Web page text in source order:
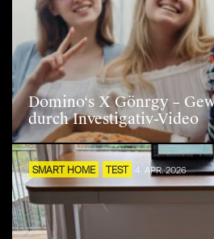
Domino‘s X Gönrgy –
durch Investigativ-Video
SMART HOME TEST 4. APR. 2026